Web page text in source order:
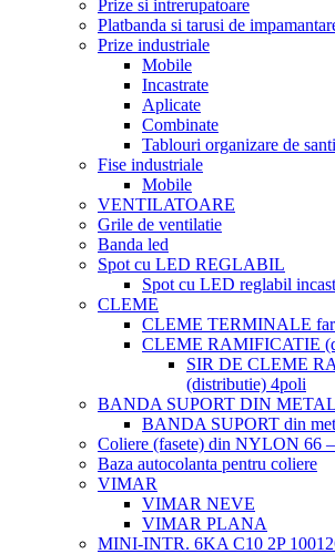
Prize si intrerupatoare
Platbanda si tarusi de
Prize industriale
Mobile
Incastrate
Aplicate
Combinate
Tablouri organizare de
Fise industriale
Mobile
VENTILATOARE
Grile de ventilatie
Banda led
Spot cu LED REGLABIL
Spot cu LED reglabil
CLEME
CLEME TERMINALE
CLEME RAMIFICATIE
SIR DE CLEME
(distributie) 4poli
BANDA SUPORT DIN METAL
BANDA SUPORT din
Coliere (fasete) din NYLON 66
Baza autocolanta pentru coliere
VIMAR
VIMAR NEVE
VIMAR PLANA
MINI-INTR. 6KA C10 2P